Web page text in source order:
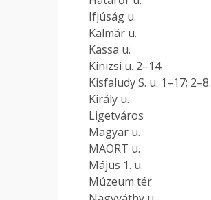
Ifjúság u.
Kalmár u.
Kassa u.
Kinizsi u. 2–14.
Kisfaludy S. u. 1–17; 2–8.
Király u.
Ligetváros
Magyar u.
MAORT u.
Május 1. u.
Múzeum tér